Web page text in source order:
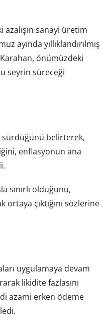
sanayi üretim
ayında yıllıklandırılmış
önümüzdeki
seyrin süreceği
sürdüğünü belirterek,
enflasyonun ana
sınırlı olduğunu,
çıktığını sözlerine
uygulamaya devam
likidite fazlasını
azami erken ödeme